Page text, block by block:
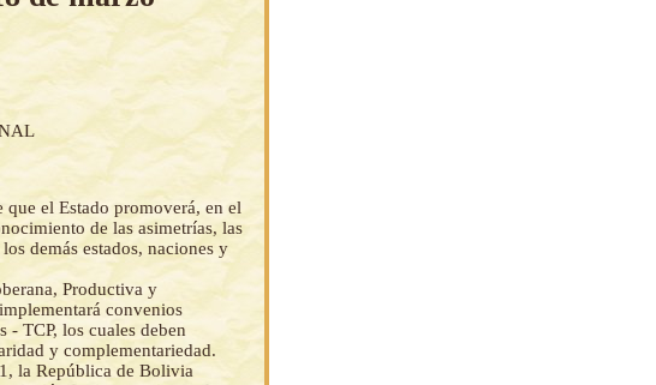
que el Estado promoverá, en el
de las asimetrías, las
demás estados, naciones y
Productiva y
convenios
- TCP, los cuales deben
y complementariedad.
la República de Bolivia